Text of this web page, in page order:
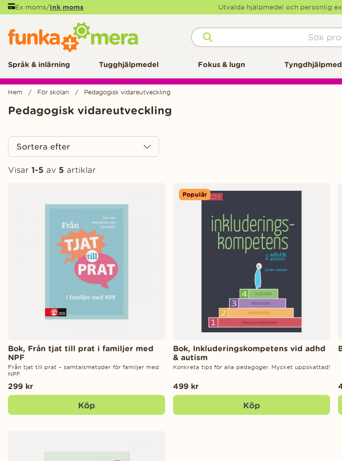
Ex moms/Ink moms Utvalda hjälpmedel och personlig
Språk & inlärning Tugghjälpmedel Fokus & lugn
Hem För skolan Pedagogisk vidareutveckling
Pedagogisk vidareutveckling
Sortera efter
Visar 1-5 av 5 artiklar
Bok, Från tjat till prat i familjer med
NPF
Från tjat till prat – samtalsmetoder för familjer med
NPF.
299 kr
Köp
Populär
Bok, Inkluderingskompetens vid adhd
& autism
Konkreta tips för alla pedagoger. Mycket uppskattad!
499 kr
Köp